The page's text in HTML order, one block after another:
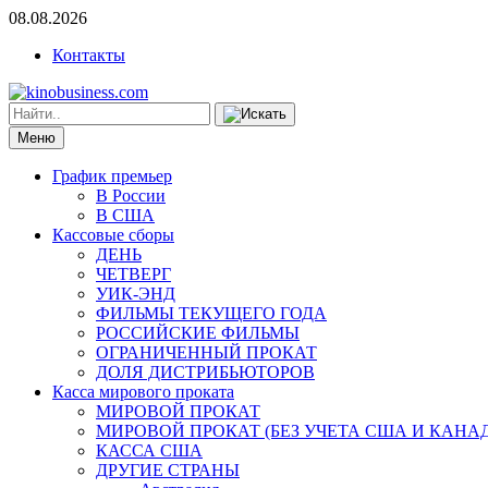
08.08.2026
Контакты
Меню
График премьер
В России
В США
Кассовые сборы
ДЕНЬ
ЧЕТВЕРГ
УИК-ЭНД
ФИЛЬМЫ ТЕКУЩЕГО ГОДА
РОССИЙСКИЕ ФИЛЬМЫ
ОГРАНИЧЕННЫЙ ПРОКАТ
ДОЛЯ ДИСТРИБЬЮТОРОВ
Касса мирового проката
МИРОВОЙ ПРОКАТ
МИРОВОЙ ПРОКАТ (БЕЗ УЧЕТА США И
КАССА США
ДРУГИЕ СТРАНЫ